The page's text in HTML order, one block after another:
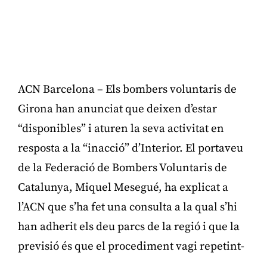
ACN Barcelona – Els bombers voluntaris de
Girona han anunciat que deixen d’estar
“disponibles” i aturen la seva activitat en
resposta a la “inacció” d’Interior. El portaveu
de la Federació de Bombers Voluntaris de
Catalunya, Miquel Mesegué, ha explicat a
l’ACN que s’ha fet una consulta a la qual s’hi
han adherit els deu parcs de la regió i que la
previsió és que el procediment vagi repetint-